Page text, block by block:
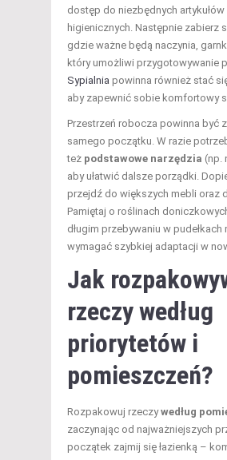
dostęp do niezbędnych artykułów
higienicznych. Następnie zabierz
gdzie ważne będą naczynia,
który umożliwi przygotowywanie
Sypialnia powinna również stać
aby zapewnić sobie komfortowy
Przestrzeń robocza powinna być
samego początku. W razie
też podstawowe narzędzia (np.
aby ułatwić dalsze porządki.
przejdź do większych mebli oraz
Pamiętaj o roślinach
długim przebywaniu w pudełkach
wymagać szybkiej adaptacji w
Jak
rzeczy według
priorytetów i
pomieszczeń?
Rozpakowuj rzeczywedług
zaczynając od najważniejszych
początek zajmij się łazienką –